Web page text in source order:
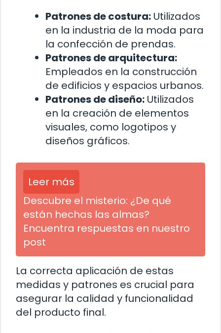
Patrones de costura: Utilizados
en la industria de la moda para
la confección de prendas.
Patrones de arquitectura:
Empleados en la construcción
de edificios y espacios urbanos.
Patrones de diseño: Utilizados
en la creación de elementos
visuales, como logotipos y
diseños gráficos.
Leer más
Descubre el misterio: ¿De qué
están hechas las almas?
Encuentra respuestas en nuestro
post
La correcta aplicación de estas
medidas y patrones es crucial para
asegurar la calidad y funcionalidad
del producto final.